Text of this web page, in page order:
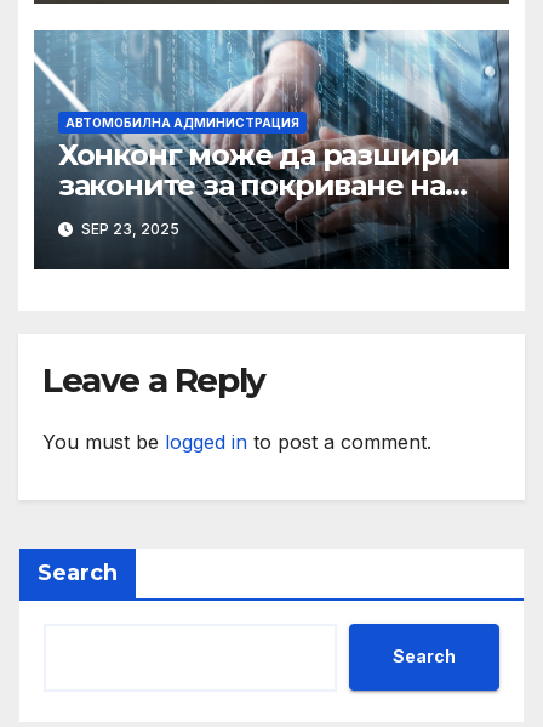
АВТОМОБИЛНА АДМИНИСТРАЦИЯ
Хонконг може да разшири
законите за покриване на
използването на ИИ при
сексуални престъпления,
казва началникът на
SEP 23, 2025
Leave a Reply
You must be logged in to post a comment.
Search
Search